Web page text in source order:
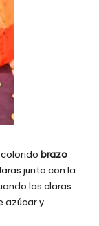
brazo
junto con la
las claras
azúcar y